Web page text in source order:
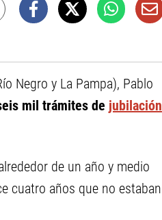
Negro y La Pampa), Pablo
mil trámites de jubilación
de un año y medio
cuatro años que no estaban